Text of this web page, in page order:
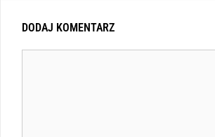
DODAJ KOMENTARZ